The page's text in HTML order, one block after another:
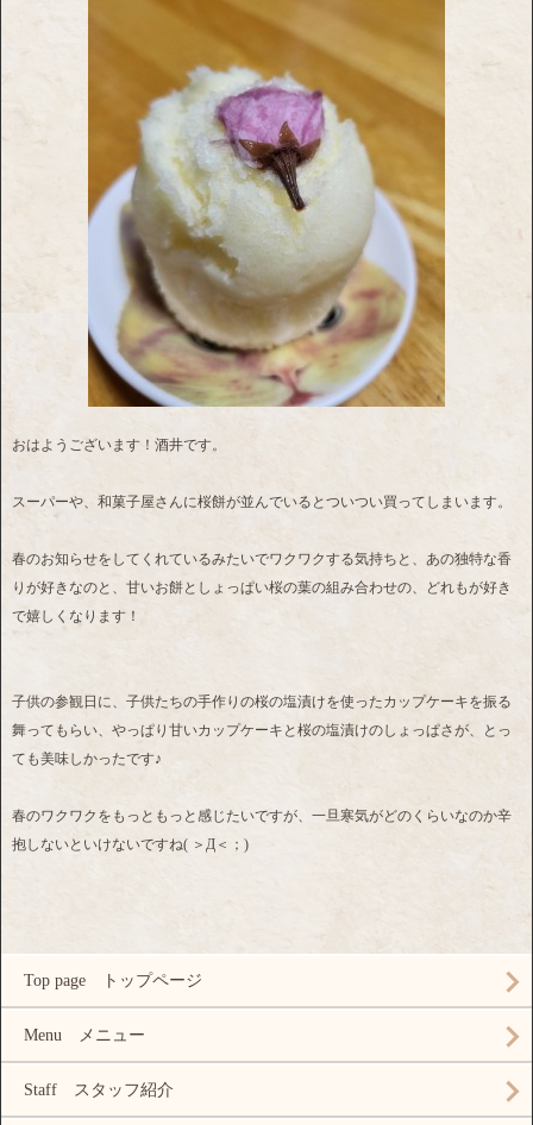
おはようございます！酒井です。
スーパーや、和菓子屋さんに桜餅が並んでいるとついつい買ってしまいます。
春のお知らせをしてくれているみたいでワクワクする気持ちと、あの独特な香
りが好きなのと、甘いお餅としょっぱい桜の葉の組み合わせの、どれもが好き
で嬉しくなります！
子供の参観日に、子供たちの手作りの桜の塩漬けを使ったカップケーキを振る
舞ってもらい、やっぱり甘いカップケーキと桜の塩漬けのしょっぱさが、とっ
ても美味しかったです♪
春のワクワクをもっともっと感じたいですが、一旦寒気がどのくらいなのか辛
抱しないといけないですね( ＞Д＜；)
Top page トップページ
Menu メニュー
Staff スタッフ紹介